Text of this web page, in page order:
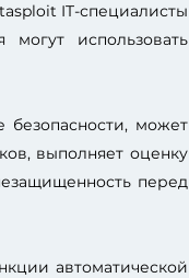
IT-специалисты
использовать
может
выполняет оценку
перед
автоматической